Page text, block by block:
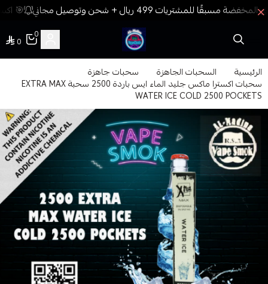
🎯
فيب المدينة
0
0
الرئيسية السحبات الجاهزة سحبات جاهزة
سحبات اكسترا ماكس جليد الماء ايس باردة 2500 سحبة EXTRA MAX
WATER ICE COLD 2500 POCKETS